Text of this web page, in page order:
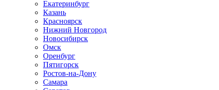
Екатеринбург
Казань
Красноярск
Нижний Новгород
Новосибирск
Омск
Оренбург
Пятигорск
Ростов-на-Дону
Самара